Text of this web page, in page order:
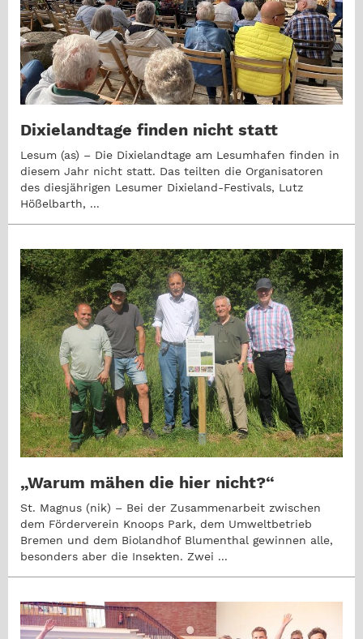
Dixielandtage finden nicht statt
Lesum (as) – Die Dixielandtage am Lesumhafen finden in
diesem Jahr nicht statt. Das teilten die Organisatoren
des diesjährigen Lesumer Dixieland-Festivals, Lutz
Hößelbarth, ...
„Warum mähen die hier nicht?“
St. Magnus (nik) – Bei der Zusammenarbeit zwischen
dem Förderverein Knoops Park, dem Umweltbetrieb
Bremen und dem Biolandhof Blumenthal gewinnen alle,
besonders aber die Insekten. Zwei ...